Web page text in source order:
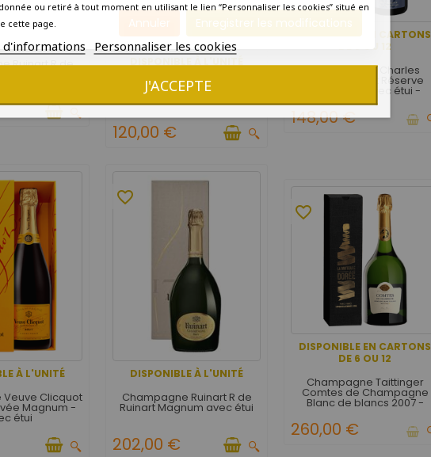
Annuler Enregistrer les modifications
À L'UNITÉ
Ruinart R de
Champagne Delamotte
Blanc de blancs 2018
120,00 €
DISPONIBLE EN CARTONS
DE 6 OU 12
Champagne Charles
Heidsieck Brut Réserve
Magnum - Avec étui -
Carton de 3
148,00 €
À L'UNITÉ
Clicquot
Magnum -
étui
DISPONIBLE À L'UNITÉ
favorite_border
Champagne Ruinart R de
Ruinart Magnum avec étui
202,00 €
DISPONIBLE EN CARTONS
DE 6 OU 12
favorite_border
Champagne Taittinger
Comtes de Champagne
Blanc de blancs 2007 -
bouteilles
260,00 €
ou retiré à tout moment en utilisant le lien “Personnaliser les cookies” situé en
cette page.
d'informations Personnaliser les cookies
J'ACCEPTE